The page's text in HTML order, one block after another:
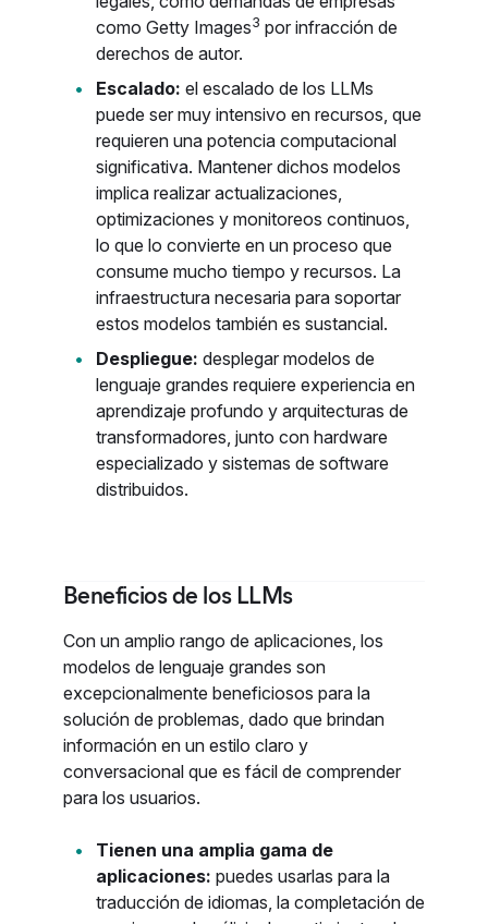
como Getty Images3 por infracción de
derechos de autor.
Escalado: el escalado de los LLMs
puede ser muy intensivo en recursos, que
requieren una potencia computacional
significativa. Mantener dichos modelos
implica realizar actualizaciones,
optimizaciones y monitoreos continuos,
lo que lo convierte en un proceso que
consume mucho tiempo y recursos. La
infraestructura necesaria para soportar
estos modelos también es sustancial.
Despliegue: desplegar modelos de
lenguaje grandes requiere experiencia en
aprendizaje profundo y arquitecturas de
transformadores, junto con hardware
especializado y sistemas de software
distribuidos.
Beneficios de los LLMs
Con un amplio rango de aplicaciones, los
modelos de lenguaje grandes son
excepcionalmente beneficiosos para la
solución de problemas, dado que brindan
información en un estilo claro y
conversacional que es fácil de comprender
para los usuarios.
Tienen una amplia gama de
aplicaciones: puedes usarlas para la
traducción de idiomas, la completación de